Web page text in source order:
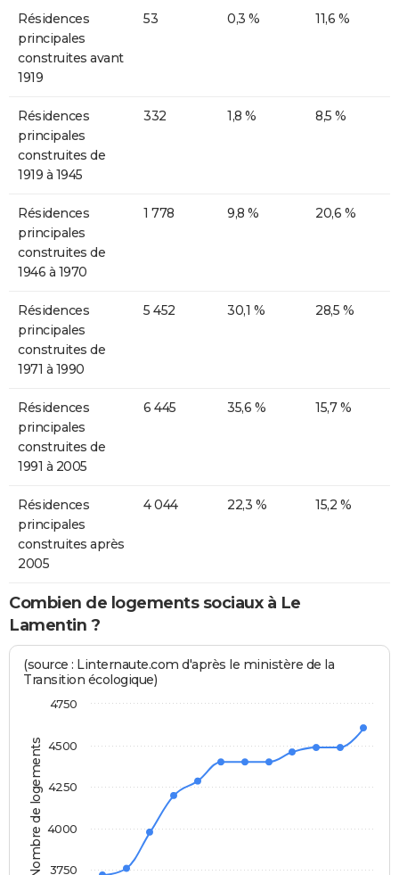
Résidences
principales
construites avant
1919
53 0,3 % 11,6 %
Résidences
principales
construites de
1919 à 1945
332 1,8 % 8,5 %
Résidences
principales
construites de
1946 à 1970
1 778 9,8 % 20,6 %
Résidences
principales
construites de
1971 à 1990
5 452 30,1 % 28,5 %
Résidences
principales
construites de
1991 à 2005
6 445 35,6 % 15,7 %
Résidences
principales
construites après
2005
4 044 22,3 % 15,2 %
Combien de logements sociaux à Le
Lamentin ?
Nombre de logements
(source : Linternaute.com d'après le ministère de la
Transition écologique)
3750
4000
4250
4500
4750